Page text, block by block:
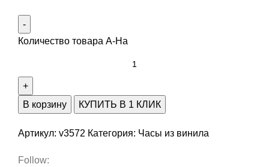
Количество товара A-Ha
В корзину КУПИТЬ В 1 КЛИК
Артикул: v3572 Категория: Часы из винила
Follow: